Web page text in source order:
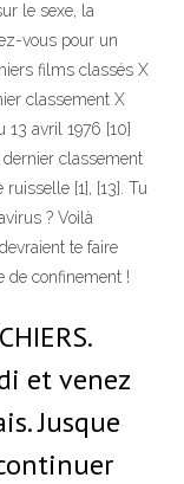
le sexe, la
vous pour un
films classés X
classement X
13 avril 1976 [10]
dernier classement
[1], [13]. Tu
? Voilà
te faire
de confinement !
et venez
Jusque